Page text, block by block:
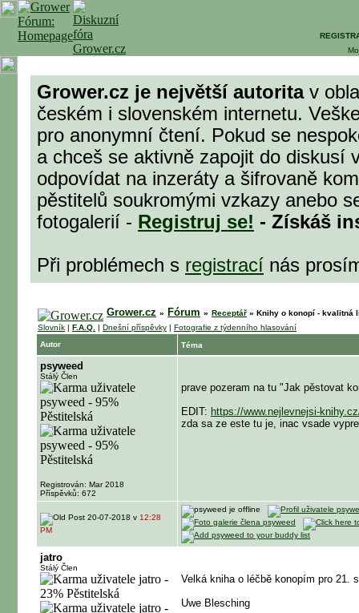
Grower.cz je největší autoritav
českém i slovenském internetu.
pro anonymní čtení. Pokud se
a chceš se aktivně zapojit do diskusí
odpovídat na inzeráty a šifrovaně
pěstitelů soukromými vzkazy anebo
fotogalerií - Registruj se! - Získáš
Při problémech s registrací nás
Grower.cz » Fórum » Receptář » Knihy o konopí - kvalitná
Slovník | F.A.Q. | Dnešní příspěvky | Fotografie z týdenního hlasování
Autor
Téma
psyweed
Stálý Člen
Registrován: Mar 2018
Příspěvků: 672
prave pozeram na tu "Jak pěstovat
EDIT: https://www.nejlevnejsi-
zda sa ze este tu je, inac vsade
20-07-2018 v 12:28
PM
jatro
Stálý Člen
Velká kniha o léčbě konopím pro 21.
Uwe Blesching